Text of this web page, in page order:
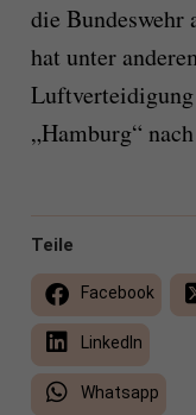
die Bundeswehr
hat unter
Luftverteidigung
„Hamburg“
Teile
Facebook
LinkedIn
Whatsapp